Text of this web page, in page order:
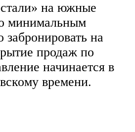
на южные
минимальным
на
продаж по
начинается в
времени.